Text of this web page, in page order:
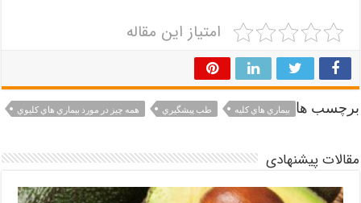
امتیاز این مقاله
برچسب ها بيماري هاي كليه طب پيشگيري همه چيز در مورد بيماري هاي كليوي
مقالات پیشنهادی